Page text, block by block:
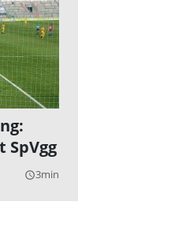
SpVgg
query_builder3min